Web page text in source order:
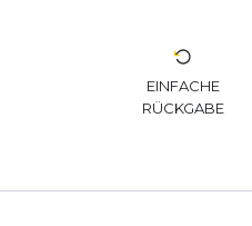
EINFACHE
RÜCKGABE